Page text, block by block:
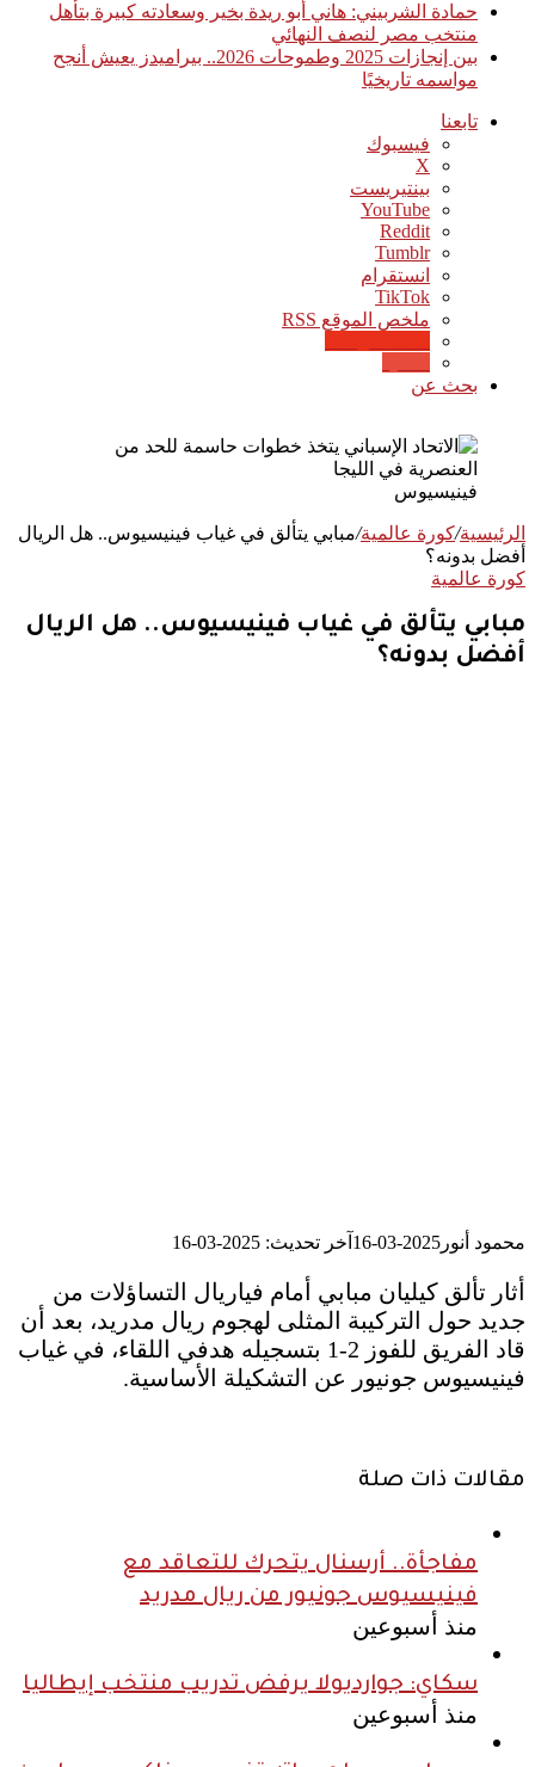
حمادة الشربيني: هاني أبو ريدة بخير وسعادته كبيرة بتأهل
منتخب مصر لنصف النهائي
بين إنجازات 2025 وطموحات 2026.. بيراميدز يعيش أنجح
مواسمه تاريخيًا
تابعنا
فيسبوك
‫X
بينتيريست
‫YouTube
انستقرام
‫TikTok
ملخص الموقع RSS
بحث عن
فينيسيوس
الرئيسية/كورة عالمية/مبابي يتألق في غياب فينيسيوس.. هل الريال
أفضل بدونه؟
كورة عالمية
مبابي يتألق في غياب فينيسيوس.. هل الريال
أفضل بدونه؟
محمود أنور 2025-03-16 آخر تحديث: 2025-03-16
أثار تألق كيليان مبابي أمام فياريال التساؤلات من
جديد حول التركيبة المثلى لهجوم ريال مدريد، بعد أن
قاد الفريق للفوز 2-1 بتسجيله هدفي اللقاء، في غياب
فينيسيوس جونيور عن التشكيلة الأساسية.
مقالات ذات صلة
مفاجأة.. أرسنال يتحرك للتعاقد مع
فينيسيوس جونيور من ريال مدريد
منذ أسبوعين
سكاي: جوارديولا يرفض تدريب منتخب إيطاليا
منذ أسبوعين